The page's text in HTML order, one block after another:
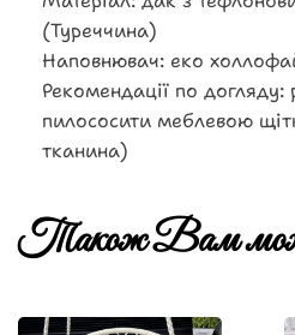
(Туреччина)
Наповнювач: еко
Рекомендації по догляду:
пилососити меблевою
тканина)
Також Вам може